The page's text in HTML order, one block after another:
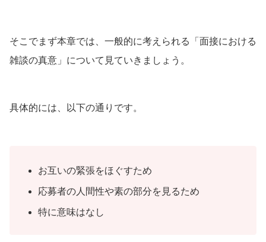
そこでまず本章では、一般的に考えられる「面接における
雑談の真意」について見ていきましょう。
具体的には、以下の通りです。
お互いの緊張をほぐすため
応募者の人間性や素の部分を見るため
特に意味はなし